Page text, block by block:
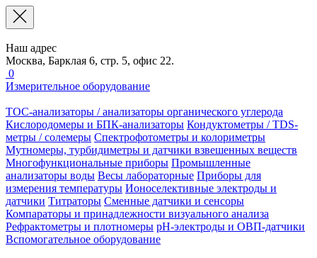
Наш адрес
Москва, Барклая 6, стр. 5, офис 22.
0
Измерительное оборудование
TOC-анализаторы / анализаторы органического углерода
Кислородомеры и БПК-анализаторы Кондуктометры / TDS-
метры / солемеры Спектрофотометры и колориметры
Мутномеры, турбидиметры и датчики взвешенных веществ
Многофункциональные приборы Промышленные
анализаторы воды Весы лабораторные Приборы для
измерения температуры Ионоселективные электроды и
датчики Титраторы Сменные датчики и сенсоры
Компараторы и принадлежности визуального анализа
Рефрактометры и плотномеры pH-электроды и ОВП-датчики
Вспомогательное оборудование